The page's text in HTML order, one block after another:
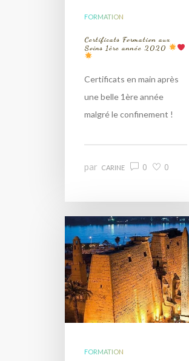
FORMATION
Certificats Formation aux
Soins 1ère année 2020
Certificats en main après
une belle 1ère année
malgré le confinement !
par CARINE 0 0
FORMATION